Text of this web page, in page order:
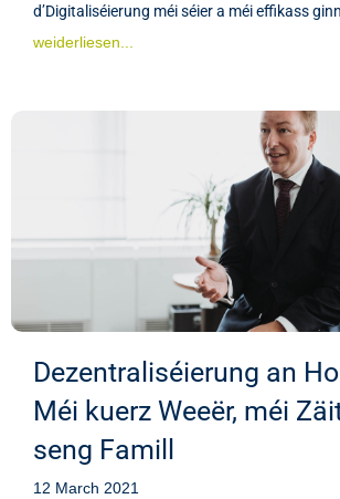
d’Digitaliséierung méi séier a méi effikass
weiderliesen...
Dezentraliséierung an
Méi kuerz Weeër, méi
seng Famill
12 March 2021